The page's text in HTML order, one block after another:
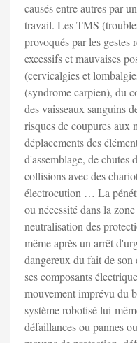
causés entre autres par
travail. Les TMS
provoqués par les gestes
excessifs et mauvaises
(cervicalgies et
(syndrome carpien), du
des vaisseaux sanguins
risques de coupures aux
déplacements des
d'assemblage, de chutes
collisions avec des
électrocution … La
ou nécessité dans la
neutralisation des
même après un arrêt
dangereux du fait de
ses composants
mouvement imprévu du
système robotisé lui-
défaillances ou pannes